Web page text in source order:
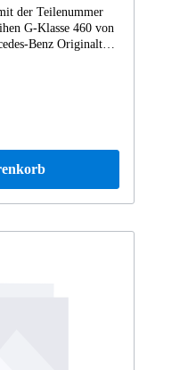
der Teilenummer
G-Klasse 460 von
A1648200185.
451380